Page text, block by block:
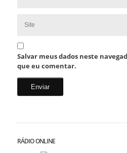
Salvar meus dados neste
que eu comentar.
RÁDIO ONLINE